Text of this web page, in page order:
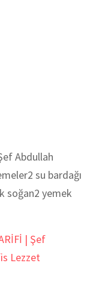
Abdullah
su bardağı
soğan2 yemek
| Şef
Lezzet